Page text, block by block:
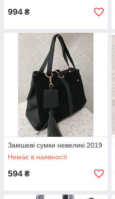
994 ₴
Замшеві сумки невеликі 2019
Немає в наявності
594 ₴